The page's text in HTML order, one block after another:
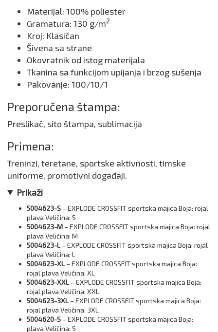
Materijal: 100% poliester
Gramatura: 130 g/m2
Kroj: Klasičan
Šivena sa strane
Okovratnik od istog materijala
Tkanina sa funkcijom upijanja i brzog sušenja
Pakovanje: 100/10/1
Preporučena štampa:
Preslikač, sito štampa, sublimacija
Primena:
Treninzi, teretane, sportske aktivnosti, timske
uniforme, promotivni događaji.
Prikaži
5004623-S – EXPLODE CROSSFIT sportska majica Boja: rojal
plava Veličina: S
5004623-M – EXPLODE CROSSFIT sportska majica Boja: rojal
plava Veličina: M
5004623-L – EXPLODE CROSSFIT sportska majica Boja: rojal
plava Veličina: L
5004623-XL – EXPLODE CROSSFIT sportska majica Boja:
rojal plava Veličina: XL
5004623-XXL – EXPLODE CROSSFIT sportska majica Boja:
rojal plava Veličina: XXL
5004623-3XL – EXPLODE CROSSFIT sportska majica Boja:
rojal plava Veličina: 3XL
5004620-S – EXPLODE CROSSFIT sportska majica Boja:
plava Veličina: S